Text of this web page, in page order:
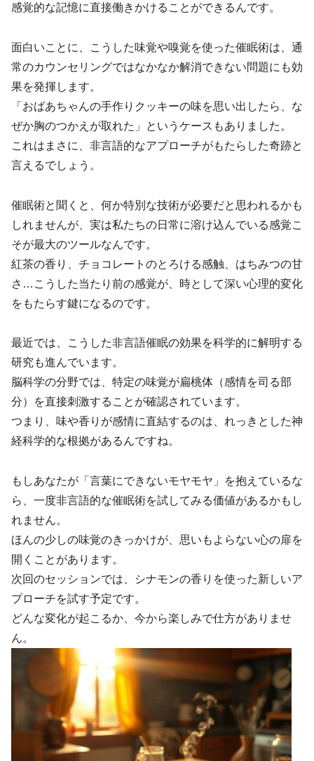
感覚的な記憶に直接働きかけることができるんです。
面白いことに、こうした味覚や嗅覚を使った催眠術は、通
常のカウンセリングではなかなか解消できない問題にも効
果を発揮します。
「おばあちゃんの手作りクッキーの味を思い出したら、な
ぜか胸のつかえが取れた」というケースもありました。
これはまさに、非言語的なアプローチがもたらした奇跡と
言えるでしょう。
催眠術と聞くと、何か特別な技術が必要だと思われるかも
しれませんが、実は私たちの日常に溶け込んでいる感覚こ
そが最大のツールなんです。
紅茶の香り、チョコレートのとろける感触、はちみつの甘
さ…こうした当たり前の感覚が、時として深い心理的変化
をもたらす鍵になるのです。
最近では、こうした非言語催眠の効果を科学的に解明する
研究も進んでいます。
脳科学の分野では、特定の味覚が扁桃体（感情を司る部
分）を直接刺激することが確認されています。
つまり、味や香りが感情に直結するのは、れっきとした神
経科学的な根拠があるんですね。
もしあなたが「言葉にできないモヤモヤ」を抱えているな
ら、一度非言語的な催眠術を試してみる価値があるかもし
れません。
ほんの少しの味覚のきっかけが、思いもよらない心の扉を
開くことがあります。
次回のセッションでは、シナモンの香りを使った新しいア
プローチを試す予定です。
どんな変化が起こるか、今から楽しみで仕方がありませ
ん。